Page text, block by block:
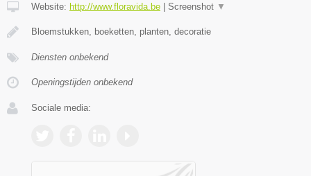
Website: http://www.floravida.be | Screenshot ▼
Bloemstukken, boeketten, planten, decoratie
Diensten onbekend
Openingstijden onbekend
Sociale media: